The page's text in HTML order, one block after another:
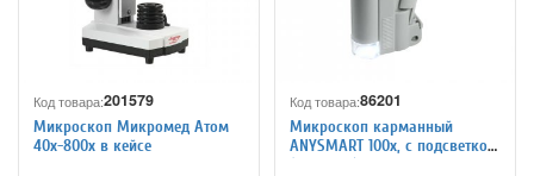
Код товара:201579
Микроскоп Микромед Атом
40x-800x в кейсе
Код товара:86201
Микроскоп карманный
ANYSMART 100x, с подсветкой
(MG10085)